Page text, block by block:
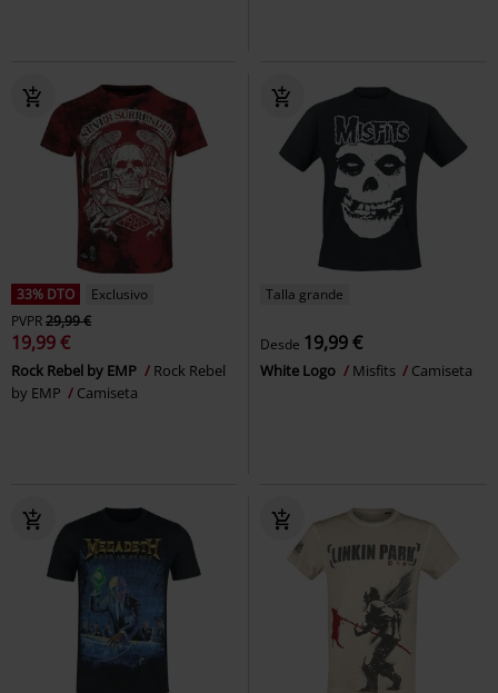
33% DTO
Exclusivo
PVPR29,99 €
19,99 €
Rock Rebel by EMP
Rock Rebel
by EMP
Camiseta
Talla grande
Desde 19,99 €
White Logo Misfits Camiseta